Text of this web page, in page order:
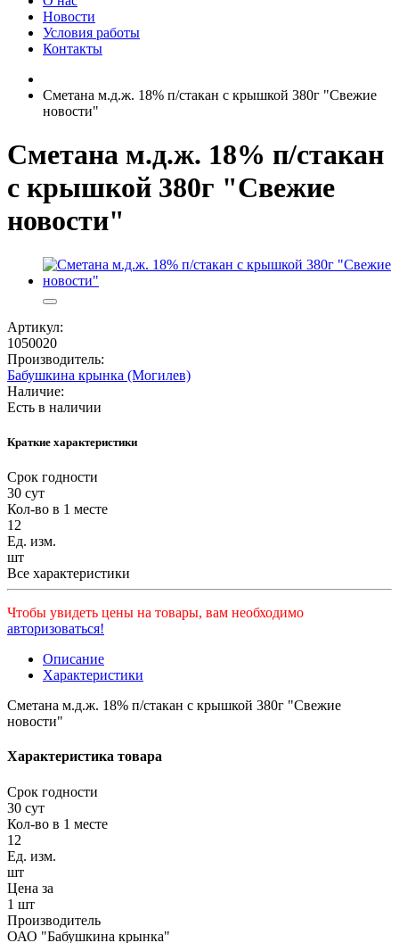
Новости
Условия работы
Контакты
Сметана м.д.ж. 18% п/стакан с крышкой 380г "Свежие
новости"
Сметана м.д.ж. 18% п/стакан
с крышкой 380г "Свежие
новости"
Артикул:
1050020
Производитель:
Бабушкина крынка (Могилев)
Наличие:
Есть в наличии
Краткие характеристики
Срок годности
30 сут
Кол-во в 1 месте
12
Ед. изм.
шт
Все характеристики
Чтобы увидеть цены на товары, вам необходимо
авторизоваться!
Описание
Характеристики
Сметана м.д.ж. 18% п/стакан с крышкой 380г "Свежие
новости"
Характеристика товара
Срок годности
30 сут
Кол-во в 1 месте
12
Ед. изм.
шт
Цена за
1 шт
Производитель
ОАО "Бабушкина крынка"